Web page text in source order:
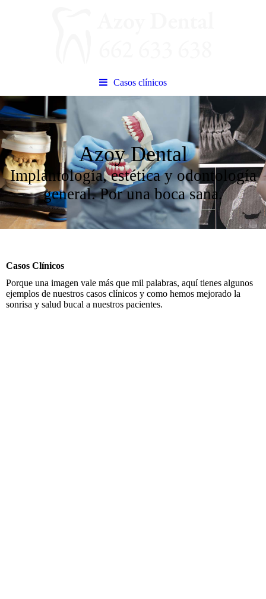
Casos clínicos
Azoy Dental
Implantología, estética y odontología
general. Por una boca sana.
Casos Clínicos
Porque una imagen vale más que mil palabras, aquí tienes algunos
ejemplos de nuestros casos clínicos y como hemos mejorado la
sonrisa y salud bucal a nuestros pacientes.